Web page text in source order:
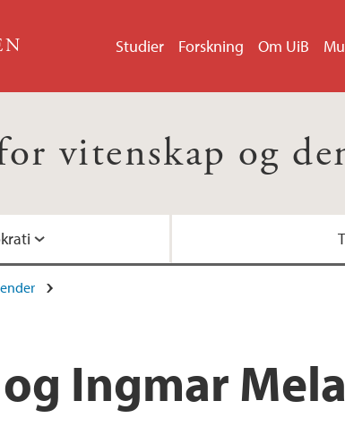
Studier Forskning Om UiB
vitenskap og
Ingmar